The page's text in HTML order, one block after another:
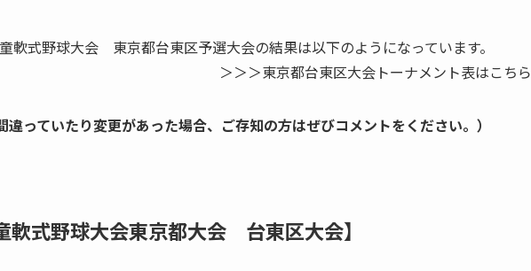
軟式野球大会 東京都台東区予選大会の結果は以下のようになっています。
＞＞＞東京都台東区大会トーナメント表はこちら
違っていたり変更があった場合、ご存知の方はぜびコメントをください。）
軟式野球大会東京都大会 台東区大会】